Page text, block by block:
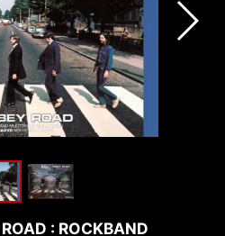
: ROCKBAND